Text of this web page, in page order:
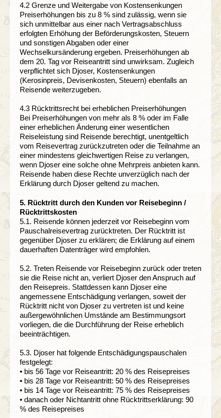
4.2 Grenze und Weitergabe von Kostensenkungen
Preiserhöhungen bis zu 8 % sind zulässig, wenn sie
sich unmittelbar aus einer nach Vertragsabschluss
erfolgten Erhöhung der Beförderungskosten, Steuern
und sonstigen Abgaben oder einer
Wechselkursänderung ergeben. Preiserhöhungen ab
dem 20. Tag vor Reiseantritt sind unwirksam. Zugleich
verpflichtet sich Djoser, Kostensenkungen
(Kerosinpreis, Devisenkosten, Steuern) ebenfalls an
Reisende weiterzugeben.
4.3 Rücktrittsrecht bei erheblichen Preiserhöhungen
Bei Preiserhöhungen von mehr als 8 % oder im Falle
einer erheblichen Änderung einer wesentlichen
Reiseleistung sind Reisende berechtigt, unentgeltlich
vom Reisevertrag zurückzutreten oder die Teilnahme an
einer mindestens gleichwertigen Reise zu verlangen,
wenn Djoser eine solche ohne Mehrpreis anbieten kann.
Reisende haben diese Rechte unverzüglich nach der
Erklärung durch Djoser geltend zu machen.
5. Rücktritt durch den Kunden vor Reisebeginn /
Rücktrittskosten
5.1. Reisende können jederzeit vor Reisebeginn vom
Pauschalreisevertrag zurücktreten. Der Rücktritt ist
gegenüber Djoser zu erklären; die Erklärung auf einem
dauerhaften Datenträger wird empfohlen.
5.2. Treten Reisende vor Reisebeginn zurück oder treten
sie die Reise nicht an, verliert Djoser den Anspruch auf
den Reisepreis. Stattdessen kann Djoser eine
angemessene Entschädigung verlangen, soweit der
Rücktritt nicht von Djoser zu vertreten ist und keine
außergewöhnlichen Umstände am Bestimmungsort
vorliegen, die die Durchführung der Reise erheblich
beeinträchtigen.
5.3. Djoser hat folgende Entschädigungspauschalen
festgelegt:
• bis 56 Tage vor Reiseantritt: 20 % des Reisepreises
• bis 28 Tage vor Reiseantritt: 50 % des Reisepreises
• bis 14 Tage vor Reiseantritt: 75 % des Reisepreises
• danach oder Nichtantritt ohne Rücktrittserklärung: 90
% des Reisepreises